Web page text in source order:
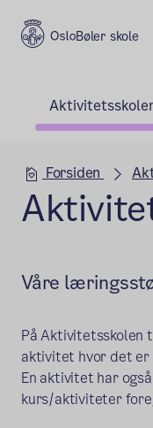
Bøler skole
Forsiden
Våre
På Aktivitetsskolen
aktivitet hvor det er
En aktivitet har
kurs/aktiviteter